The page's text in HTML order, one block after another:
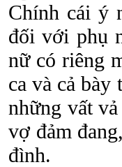
Chính cái ý
đối với phụ
nữ có riêng
ca và cả
những vất
vợ đảm
đình.